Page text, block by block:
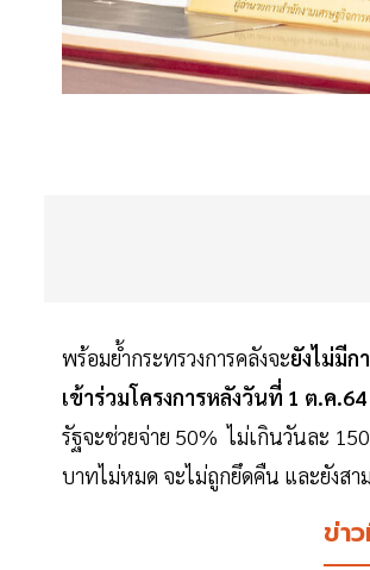
พร้อมย้ำกระทรวงการคลังจะยังไม่มีก
เข้าร่วมโครงการหลังวันที่ 1 ต.ค
รัฐจะช่วยจ่าย 50% ไม่เกินวันละ
บาทไม่หมด จะไม่ถูกยึดคืน และยังสา
ข่า